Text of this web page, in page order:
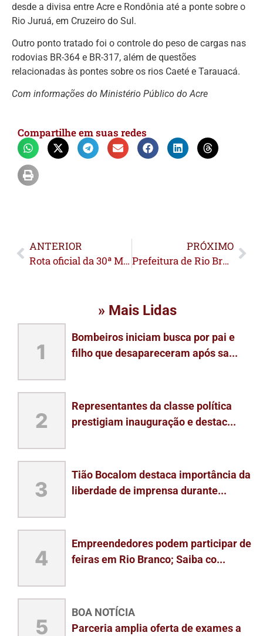
desde a divisa entre Acre e Rondônia até a ponte sobre o
Rio Juruá, em Cruzeiro do Sul.
Outro ponto tratado foi o controle do peso de cargas nas
rodovias BR-364 e BR-317, além de questões
relacionadas às pontes sobre os rios Caeté e Tarauacá.
Com informações do Ministério Público do Acre
Compartilhe em suas redes
ANTERIOR
Rota oficial da 30ª Marcha para Jesus no Acre é definida e trajeto deve partir do Palácio Rio Branco
PRÓXIMO
Prefeitura de Rio Branco e Governo do Acre promovem ação pela redução da mortalidade materna
» Mais Lidas
1
Bombeiros iniciam busca por pai e
filho que desapareceram após sa...
2
Representantes da classe política
prestigiam inauguração e destac...
3
Tião Bocalom destaca importância da
liberdade de imprensa durante...
4
Empreendedores podem participar de
feiras em Rio Branco; Saiba co...
5
BOA NOTÍCIA
Parceria amplia oferta de exames a